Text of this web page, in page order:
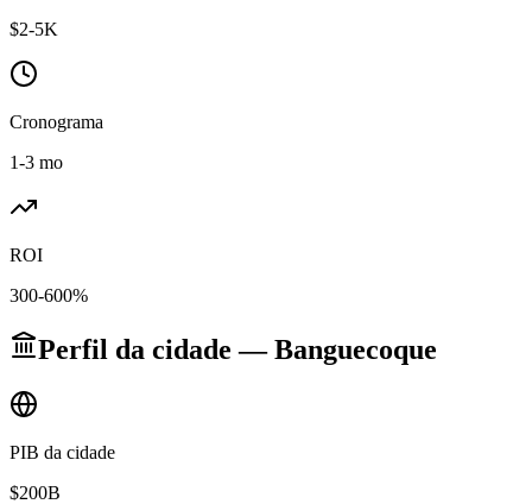
$2-5K
Cronograma
1-3 mo
ROI
300-600%
Perfil da cidade — Banguecoque
PIB da cidade
$200B